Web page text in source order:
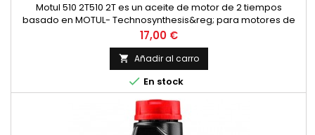
Motul 510 2T510 2T es un aceite de motor de 2 tiempos
basado en MOTUL- Technosynthesis&reg; para motores de
moto modernos de 2T para esfuerzos normales en el uso
diario en todos los motores de 2 tiempos con
inyecci&oacute;n o carburador. Adecuado para la
lubricaci&oacute;n mixta y separada. Compatible con los
modernos sistemas de postratamiento de gases...
Precio
17,00 €
 Añadir al carro
 En stock